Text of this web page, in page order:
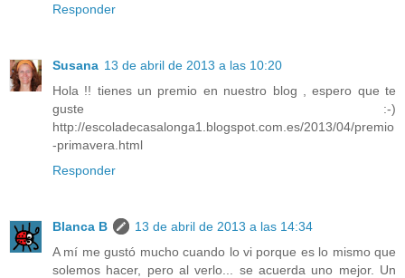
Responder
Susana 13 de abril de 2013 a las 10:20
Hola !! tienes un premio en nuestro blog , espero que te
guste :-)
http://escoladecasalonga1.blogspot.com.es/2013/04/premio
-primavera.html
Responder
Blanca B
13 de abril de 2013 a las 14:34
A mí me gustó mucho cuando lo vi porque es lo mismo que
solemos hacer, pero al verlo... se acuerda uno mejor. Un